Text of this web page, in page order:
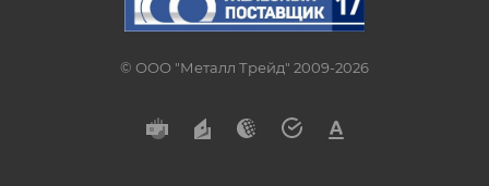
© ООО "Металл Трейд" 2009-2026